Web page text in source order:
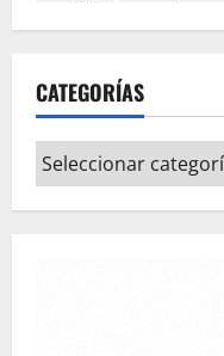
CATEGORÍAS
Categorías